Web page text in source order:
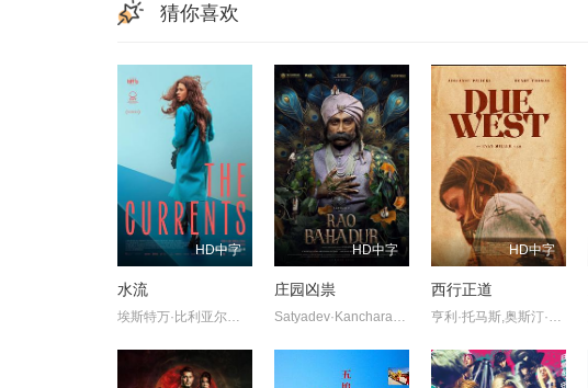
猜你喜欢
HD中字
水流
埃斯特万·比利亚尔迪,伊莎贝尔·艾梅·冈萨蕾斯-索拉,萨拉·贝西奥,雅兹明·卡巴洛,艾玛·法约·杜阿尔特,埃内斯蒂娜·加蒂,克劳迪娅·桑切丝
HD中字
庄园凶祟
Satyadev·Kancharana,Deepa·Thomas,Anand·Bharathi
HD中字
西行正道
亨利·托马斯,奥斯汀·尼可斯,阿德琳妮·帕里奇,奥黛塔·安纳布尔,席亚拉·博拉沃,马特·劳里亚